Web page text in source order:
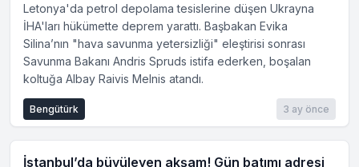
Letonya'da petrol depolama tesislerine düşen Ukrayna
İHA'ları hükümette deprem yarattı. Başbakan Evika
Silina’nın "hava savunma yetersizliği" eleştirisi sonrası
Savunma Bakanı Andris Spruds istifa ederken, boşalan
koltuğa Albay Raivis Melnis atandı.
3 ay önce
Bengütürk
İstanbul’da büyüleyen akşam! Gün batımı adresi